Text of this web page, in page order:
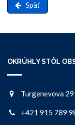
Späť
OKRÚHLY STÔL
Turgenevova
+421 915 789